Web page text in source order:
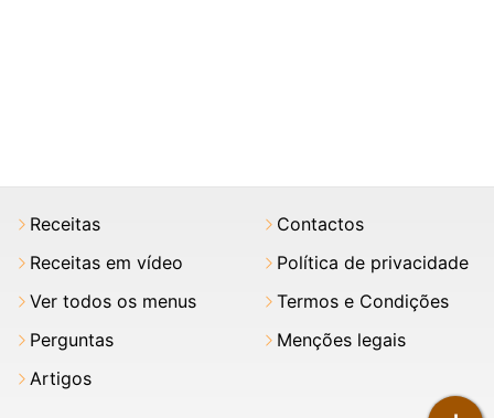
Receitas
Receitas em vídeo
Ver todos os menus
Perguntas
Artigos
Contactos
Política de privacidade
Termos e Condições
Menções legais